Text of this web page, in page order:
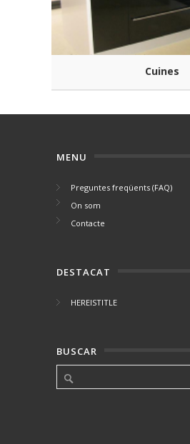
Cuines
MENU
Preguntes freqüents (FAQ)
On som
Contacte
DESTACAT
HEREISTITLE
BUSCAR